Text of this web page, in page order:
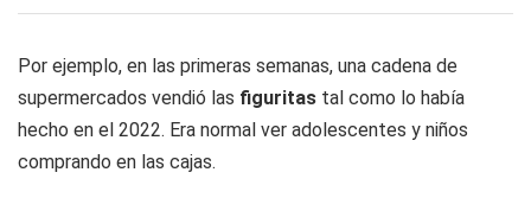
Por ejemplo, en las primeras semanas, una cadena de
supermercados vendió las figuritas tal como lo había
hecho en el 2022. Era normal ver adolescentes y niños
comprando en las cajas.